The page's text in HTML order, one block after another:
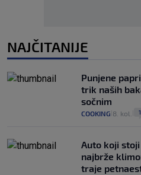
NAJČITANIJE
Punjene
trik naših
sočnim
COOKING 8. kol. 1
Auto koji
najbrže
traje